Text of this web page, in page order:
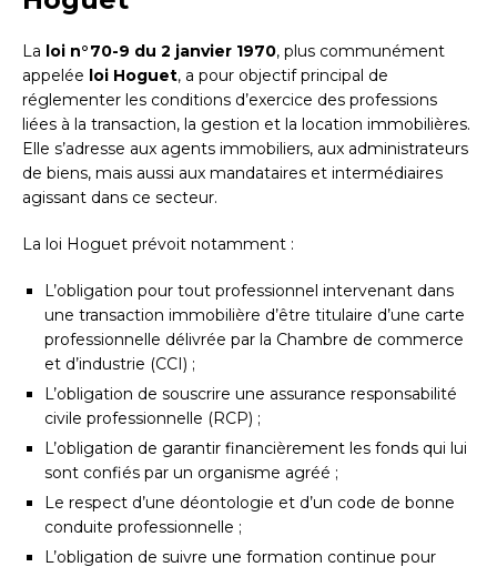
La loi n°70-9 du 2 janvier 1970, plus communément
appelée loi Hoguet, a pour objectif principal de
réglementer les conditions d’exercice des professions
liées à la transaction, la gestion et la location immobilières.
Elle s’adresse aux agents immobiliers, aux administrateurs
de biens, mais aussi aux mandataires et intermédiaires
agissant dans ce secteur.
La loi Hoguet prévoit notamment :
L’obligation pour tout professionnel intervenant dans
une transaction immobilière d’être titulaire d’une carte
professionnelle délivrée par la Chambre de commerce
et d’industrie (CCI) ;
L’obligation de souscrire une assurance responsabilité
civile professionnelle (RCP) ;
L’obligation de garantir financièrement les fonds qui lui
sont confiés par un organisme agréé ;
Le respect d’une déontologie et d’un code de bonne
conduite professionnelle ;
L’obligation de suivre une formation continue pour